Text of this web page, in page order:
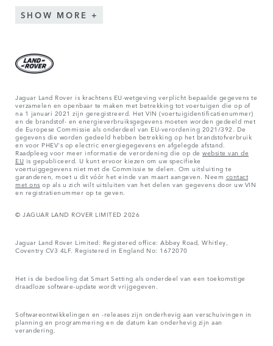
SHOW MORE
Jaguar Land Rover is krachtens EU-wetgeving verplicht bepaalde gegevens te
verzamelen en openbaar te maken met betrekking tot voertuigen die op of
na 1 januari 2021 zijn geregistreerd. Het VIN (voertuigidentificatienummer)
en de brandstof- en energieverbruiksgegevens moeten worden gedeeld met
de Europese Commissie als onderdeel van EU-verordening 2021/392. De
gegevens die worden gedeeld hebben betrekking op het brandstofverbruik
en voor PHEV's op electric energiegegevens en afgelegde afstand.
Raadpleeg voor meer informatie de verordening die op de website van de
EU is gepubliceerd. U kunt ervoor kiezen om uw specifieke
voertuiggegevens niet met de Commissie te delen. Om uitsluiting te
garanderen, moet u dit vóór het einde van maart aangeven. Neem contact
met ons op als u zich wilt uitsluiten van het delen van gegevens door uw VIN
en registratienummer op te geven.
© JAGUAR LAND ROVER LIMITED 2026
Jaguar Land Rover Limited: Registered office: Abbey Road, Whitley,
Coventry CV3 4LF. Registered in England No: 1672070
Het is de bedoeling dat Smart Setting als onderdeel van een toekomstige
draadloze software-update wordt vrijgegeven.
Softwareontwikkelingen en -releases zijn onderhevig aan verschuivingen in
planning en programmering en de datum kan onderhevig zijn aan
verandering.